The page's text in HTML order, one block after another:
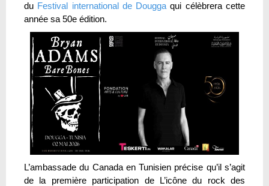
du Festival international de Dougga qui célèbrera cette
année sa 50e édition.
L’ambassade du Canada en Tunisien précise qu’il s’agit
de la première participation de L’icône du rock des